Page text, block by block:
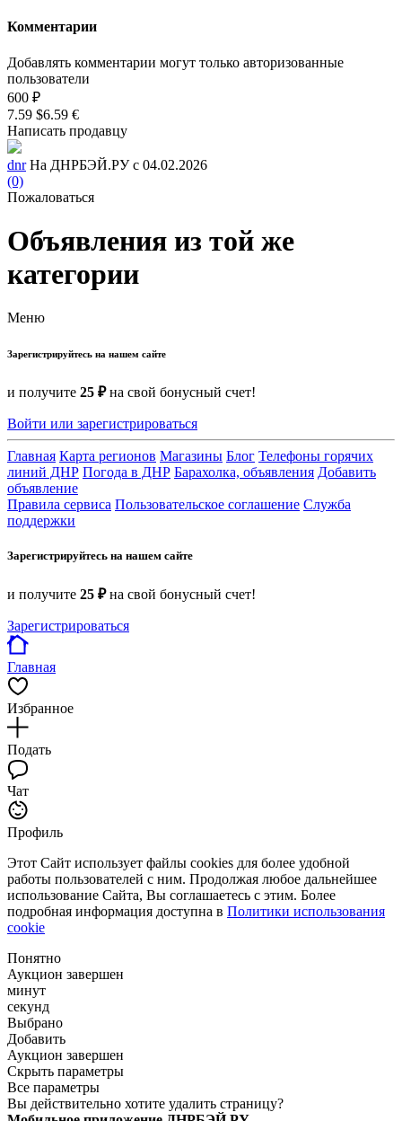
Комментарии
Добавлять комментарии могут только авторизованные
пользователи
600 ₽
7.59 $6.59 €
Написать продавцу
dnr На ДНРБЭЙ.РУ с 04.02.2026
(0)
Пожаловаться
Объявления из той же
категории
Меню
Зарегистрируйтесь на нашем сайте
и получите 25 ₽на свой бонусный счет!
Войти или зарегистрироваться
Главная Карта регионов Магазины Блог Телефоны горячих
линий ДНР Погода в ДНР Барахолка, объявления Добавить
объявление
Правила сервиса Пользовательское соглашение Служба
поддержки
Зарегистрируйтесь на нашем сайте
и получите 25 ₽на свой бонусный счет!
Зарегистрироваться
Главная
Избранное
Подать
Чат
Профиль
Этот Сайт использует файлы cookies для более удобной
работы пользователей с ним. Продолжая любое дальнейшее
использование Сайта, Вы соглашаетесь с этим. Более
подробная информация доступна в Политики использования
cookie
Понятно
Аукцион завершен
минут
секунд
Выбрано
Добавить
Аукцион завершен
Скрыть параметры
Все параметры
Вы действительно хотите удалить страницу?